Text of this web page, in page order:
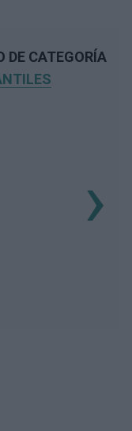
DE CATEGORÍA
›